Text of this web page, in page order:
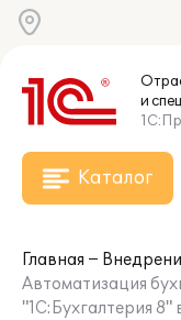
и
Каталог
Главная
Автоматизация
"1С:Бухгалтерия